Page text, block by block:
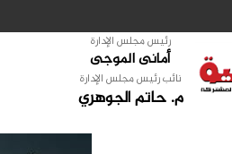
رئيس مجلس الإدارة
أمانى الموجى
نائب رئيس مجلس الإدارة
م. حاتم الجوهري